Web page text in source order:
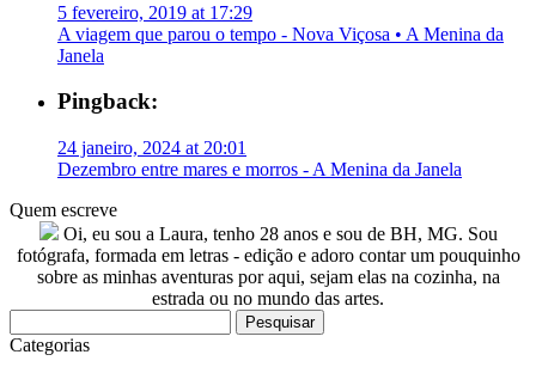
5 fevereiro, 2019 at 17:29
A viagem que parou o tempo - Nova Viçosa • A Menina da
Janela
Pingback:
24 janeiro, 2024 at 20:01
Dezembro entre mares e morros - A Menina da Janela
Quem escreve
Oi, eu sou a Laura, tenho 28 anos e sou de BH, MG. Sou
fotógrafa, formada em letras - edição e adoro contar um pouquinho
sobre as minhas aventuras por aqui, sejam elas na cozinha, na
estrada ou no mundo das artes.
por:
Categorias